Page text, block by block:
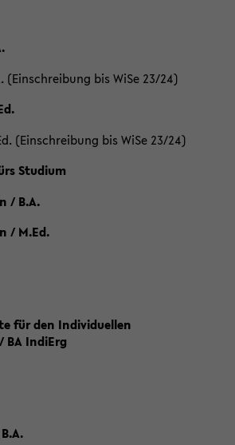
bis WiSe 23/24)
(Einschreibung bis WiSe 23/24)
Studium
/ B.A.
/ M.Ed.
für den Individuellen
BA IndiErg